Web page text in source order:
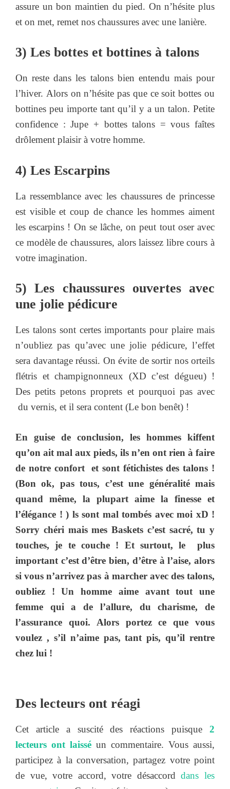
assure un bon maintien du pied. On n’hésite plus
et on met, remet nos chaussures avec une lanière.
3) Les bottes et bottines à talons
On reste dans les talons bien entendu mais pour
l’hiver. Alors on n’hésite pas que ce soit bottes ou
bottines peu importe tant qu’il y a un talon. Petite
confidence : Jupe + bottes talons = vous faîtes
drôlement plaisir à votre homme.
4) Les Escarpins
La ressemblance avec les chaussures de princesse
est visible et coup de chance les hommes aiment
les escarpins ! On se lâche, on peut tout oser avec
ce modèle de chaussures, alors laissez libre cours à
votre imagination.
5) Les chaussures ouvertes avec
une jolie pédicure
Les talons sont certes importants pour plaire mais
n’oubliez pas qu’avec une jolie pédicure, l’effet
sera davantage réussi. On évite de sortir nos orteils
flétris et champignonneux (XD c’est dégueu) !
Des petits petons proprets et pourquoi pas avec
du vernis, et il sera content (Le bon benêt) !
En guise de conclusion, les hommes kiffent
qu’on ait mal aux pieds, ils n’en ont rien à faire
de notre confort et sont fétichistes des talons !
(Bon ok, pas tous, c’est une généralité mais
quand même, la plupart aime la finesse et
l’élégance ! ) ls sont mal tombés avec moi xD !
Sorry chéri mais mes Baskets c’est sacré, tu y
touches, je te couche ! Et surtout, le plus
important c’est d’être bien, d’être à l’aise, alors
si vous n’arrivez pas à marcher avec des talons,
oubliez ! Un homme aime avant tout une
femme qui a de l’allure, du charisme, de
l’assurance quoi. Alors portez ce que vous
voulez , s’il n’aime pas, tant pis, qu’il rentre
chez lui !
Des lecteurs ont réagi
Cet article a suscité des réactions puisque 2
lecteurs ont laissé un commentaire. Vous aussi,
participez à la conversation, partagez votre point
de vue, votre accord, votre désaccorddans les